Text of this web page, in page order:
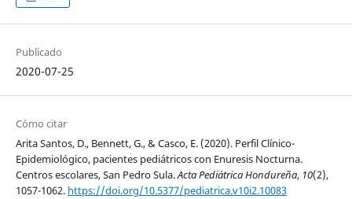
Publicado
2020-07-25
Cómo citar
Arita Santos, D., Bennett, G., & Casco, E. (2020). Perfil Clínico-
Epidemiológico, pacientes pediátricos con Enuresis Nocturna.
Centros escolares, San Pedro Sula.Acta Pediátrica Hondureña, 10(2),
1057-1062. https://doi.org/10.5377/pediatrica.v10i2.10083